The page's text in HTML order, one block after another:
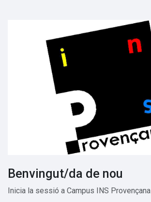
Benvingut/da de nou
Inicia la sessió a Campus INS Provençana